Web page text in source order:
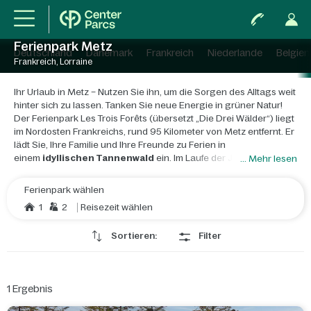
Deutschland Dänemark Frankreich Niederlande Belgien
Ferienpark Metz
Frankreich, Lorraine
Ihr Urlaub in Metz – Nutzen Sie ihn, um die Sorgen des Alltags weit
hinter sich zu lassen. Tanken Sie neue Energie in grüner Natur!
Der Ferienpark Les Trois Forêts (übersetzt „Die Drei Wälder“) liegt
im Nordosten Frankreichs, rund 95 Kilometer von Metz entfernt. Er
lädt Sie, Ihre Familie und Ihre Freunde zu Ferien in
einem idyllischen Tannenwald ein. Im Laufe der Jahreszeiten
In Ihrem modernen, lichtdurchfluteten Ferienhaus mit
Panoramaglasscheiben verschmelzen die Räume mit der Natur
drei aussergewöhnliche Unterkünfte entworfen: das
gehen auf regelrechte Entdeckungsreisen durchs Haus.
... Mehr lesen
Ferienpark wählen
1
2 Reisezeit wählen
Sortieren: Filter
1 Ergebnis